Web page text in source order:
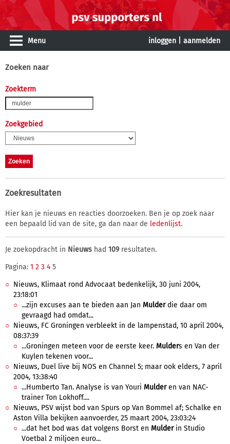
Menu inloggen aanmelden
Zoeken naar
Zoekterm
Zoekgebied
Zoekresultaten
Hier kan je nieuws en reacties doorzoeken. Ben je op zoek naar
een bepaald lid van de site, ga dan naar de ledenlijst.
Je zoekopdracht in Nieuws had 109resultaten.
Pagina: 1 2 3 4 5
Nieuws, Klimaat rond Advocaat bedenkelijk, 30 juni 2004,
23:18:01
...zijn excuses aan te bieden aan Jan Mulderdie daar om
gevraagd had omdat...
Nieuws, FC Groningen verbleekt in de lampenstad, 10 april 2004,
08:37:39
...Groningen meteen voor de eerste keer. Mulders en Van der
Kuylen tekenen voor...
Nieuws, Duel live bij NOS en Channel 5; maar ook elders, 7 april
2004, 13:38:40
...Humberto Tan. Analyse is van Youri Mulderen van NAC-
trainer Ton Lokhoff....
Nieuws, PSV wijst bod van Spurs op Van Bommel af; Schalke en
Aston Villa bekijken aanvoerder, 25 maart 2004, 23:03:24
...dat het bod was dat volgens Borst en Mulderin Studio
Voetbal 2 miljoen euro...